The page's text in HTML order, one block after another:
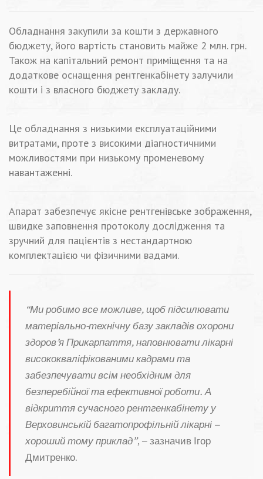
Обладнання закупили за кошти з державного
бюджету, його вартість становить майже 2 млн. грн.
Також на капітальний ремонт приміщення та на
додаткове оснащення рентгенкабінету залучили
кошти і з власного бюджету закладу.
Це обладнання з низькими експлуатаційними
витратами, проте з високими діагностичними
можливостями при низькому променевому
навантаженні.
Апарат забезпечує якісне рентгенівське зображення,
швидке заповнення протоколу дослідження та
зручний для пацієнтів з нестандартною
комплектацією чи фізичними вадами.
“Ми робимо все можливе, щоб підсилювати
матеріально-технічну базу закладів охорони
здоров’я Прикарпаття, наповнювати лікарні
висококваліфікованими кадрами та
забезпечувати всім необхідним для
безперебійної та ефективної роботи. А
відкриття сучасного рентгенкабінету у
Верховинській багатопрофільній лікарні –
хороший тому приклад”, – зазначив Ігор
Дмитренко.